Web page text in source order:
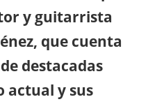
y guitarrista
que cuenta
destacadas
actual y sus